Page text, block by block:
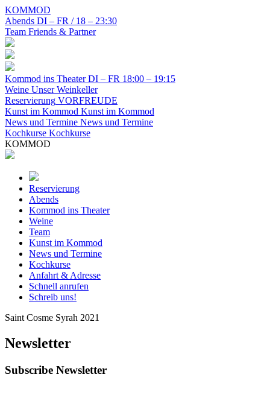
KOMMOD
Abends DI – FR / 18 – 23:30
Team Friends & Partner
Kommod ins Theater DI – FR 18:00 – 19:15
Weine Unser Weinkeller
Reservierung VORFREUDE
Kunst im Kommod Kunst im Kommod
News und Termine News und Termine
Kochkurse Kochkurse
KOMMOD
Reservierung
Abends
Kommod ins Theater
Weine
Team
Kunst im Kommod
News und Termine
Kochkurse
Anfahrt & Adresse
Schnell anrufen
Schreib uns!
Saint Cosme Syrah 2021
Newsletter
Subscribe Newsletter